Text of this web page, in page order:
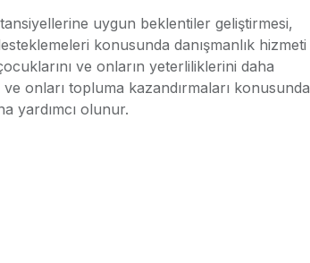
uygun beklentiler geliştirmesi,
konusunda danışmanlık hizmeti
ve onların yeterliliklerini daha
ve onları topluma kazandırmaları konusunda
yardımcı olunur.